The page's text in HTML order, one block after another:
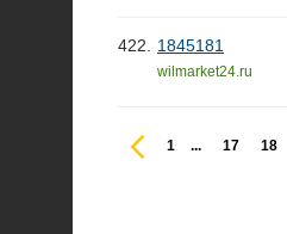
422. 1845181
wilmarket24.ru
1 ... 17 18